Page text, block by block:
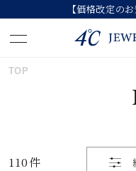
【価格改定の
TOP
110件
価格が高い